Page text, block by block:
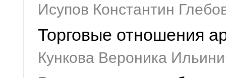
Исупов Константин
Торговые отношения
Кункова Вероника